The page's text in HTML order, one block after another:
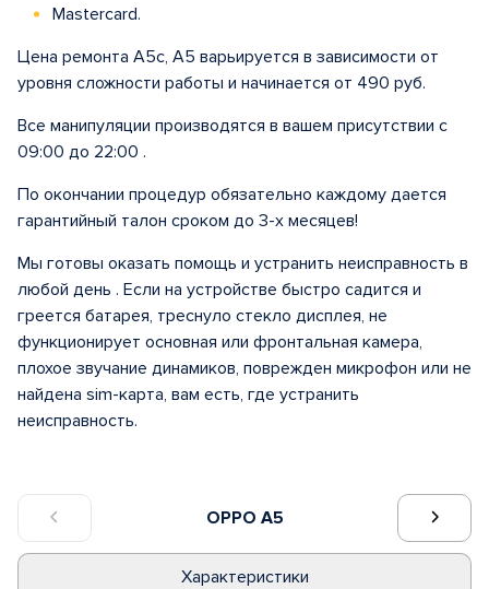
OPPO A5
Характеристики
Mastercard.
Цена ремонта A5с, A5 варьируется в зависимости от
уровня сложности работы и начинается от 490 руб.
Все манипуляции производятся в вашем присутствии с
09:00 до 22:00 .
По окончании процедур обязательно каждому дается
гарантийный талон сроком до 3-х месяцев!
Мы готовы оказать помощь и устранить неисправность в
любой день . Если на устройстве быстро садится и
греется батарея, треснуло стекло дисплея, не
функционирует основная или фронтальная камера,
плохое звучание динамиков, поврежден микрофон или не
найдена sim-карта, вам есть, где устранить
неисправность.